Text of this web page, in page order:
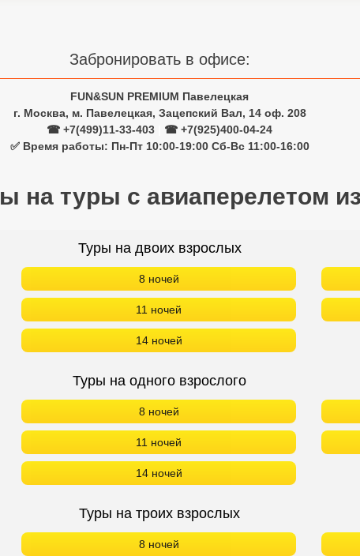
Забронировать в офисе:
FUN&SUN PREMIUM Павелецкая
г. Москва, м. Павелецкая, Зацепский Вал, 14 оф. 208
☎ +7(499)11-33-403
☎ +7(925)400-04-24
✅ Время работы: Пн-Пт 10:00-19:00 Сб-Вс 11:00-16:00
на туры с авиаперелетом
Туры на двоих взрослых
8 ночей
11 ночей
14 ночей
Туры на одного взрослого
8 ночей
11 ночей
14 ночей
Туры на троих взрослых
8 ночей